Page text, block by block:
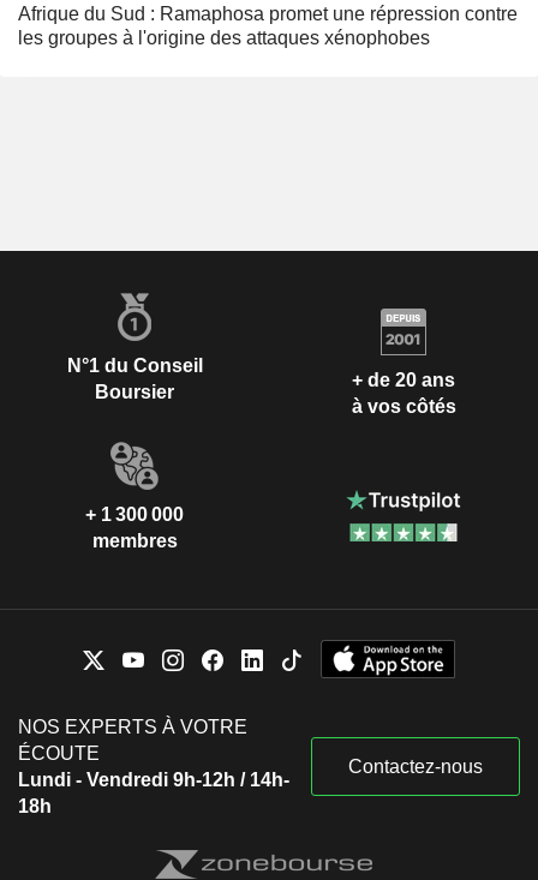
Afrique du Sud : Ramaphosa promet une répression contre
les groupes à l'origine des attaques xénophobes
N°1 du Conseil
Boursier
+ de 20 ans
à vos côtés
+ 1 300 000
membres
NOS EXPERTS À VOTRE
ÉCOUTE
Lundi - Vendredi 9h-12h / 14h-
18h
Contactez-nous